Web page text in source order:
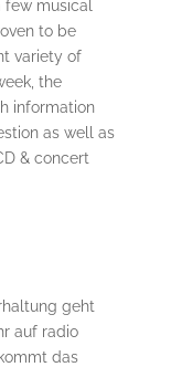
musical
to be
variety of
the
information
as well as
& concert
geht
auf radio
das